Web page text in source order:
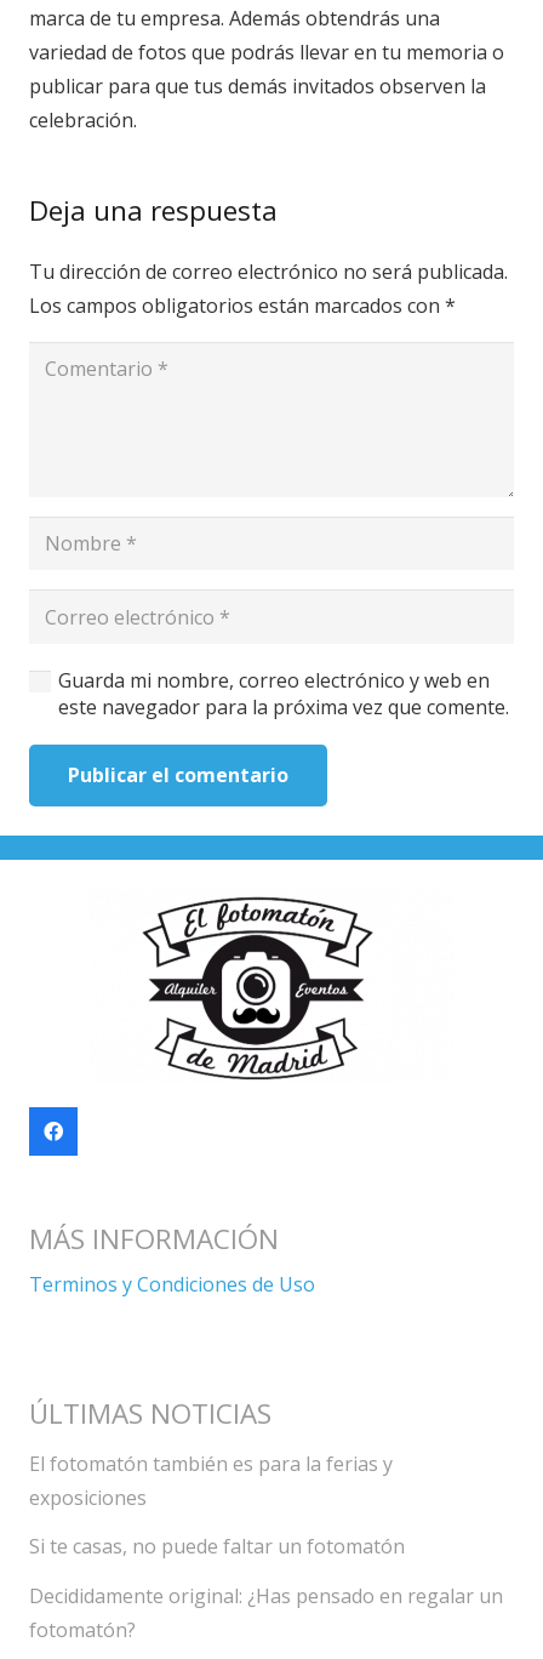
marca de tu empresa. Además obtendrás una
variedad de fotos que podrás llevar en tu memoria o
publicar para que tus demás invitados observen la
celebración.
Deja una respuesta
Tu dirección de correo electrónico no será publicada.
Los campos obligatorios están marcados con *
Guarda mi nombre, correo electrónico y web en
este navegador para la próxima vez que comente.
Publicar el comentario
MÁS INFORMACIÓN
Terminos y Condiciones de Uso
ÚLTIMAS NOTICIAS
El fotomatón también es para la ferias y
exposiciones
Si te casas, no puede faltar un fotomatón
Decididamente original: ¿Has pensado en regalar un
fotomatón?